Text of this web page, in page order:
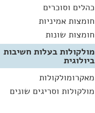
כהלים וסוכרים
חומצות אמיניות
חומצות שונות
מולקולות בעלות חשיבות
ביולוגית
מאקרומולקולות
מולקולות וסריגים שונים